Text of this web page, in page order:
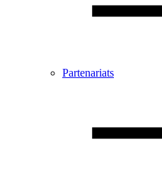
Partenariats